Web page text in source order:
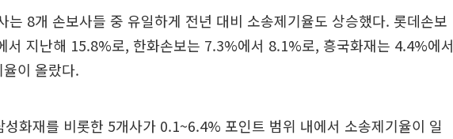
는 8개 손보사들 중 유일하게 전년 대비 소송제기율도 상승했다. 롯데손보
서 지난해 15.8%로, 한화손보는 7.3%에서 8.1%로, 흥국화재는 4.4%에서
이 올랐다.
성화재를 비롯한 5개사가 0.1~6.4% 포인트 범위 내에서 소송제기율이 일